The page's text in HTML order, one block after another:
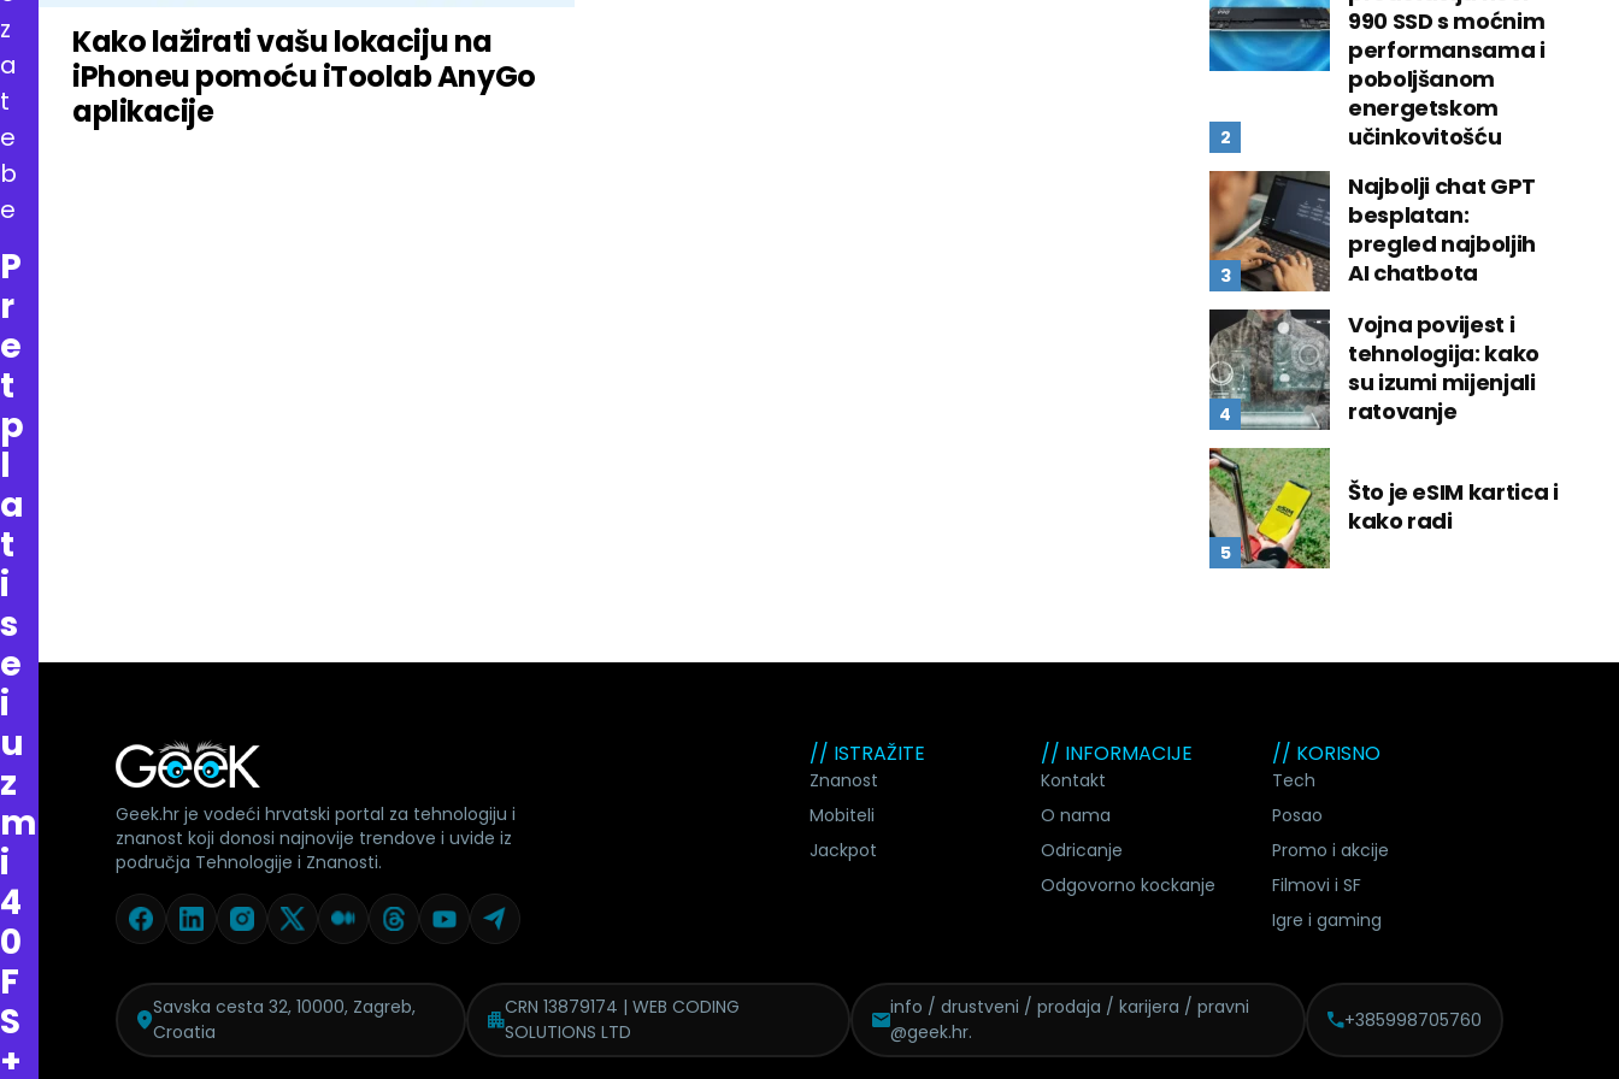
Kako lažirati vašu lokaciju na
iPhoneu pomoću iToolab AnyGo
aplikacije
990 SSD s moćnim
performansama i
poboljšanom
energetskom
učinkovitošću
Najbolji chat GPT
besplatan:
pregled najboljih
AI chatbota
Vojna povijest i
tehnologija: kako
su izumi mijenjali
ratovanje
Što je eSIM kartica i
kako radi
z
a
t
e
b
e
P
r
e
t
p
l
a
t
i
s
e
i
u
z
m
i
4
0
F
S
+
// ISTRAŽITE
Znanost
Mobiteli
Jackpot
// INFORMACIJE
Kontakt
O nama
Odricanje
Odgovorno kockanje
// KORISNO
Tech
Posao
Promo i akcije
Filmovi i SF
Igre i gaming
Geek.hr je vodeći hrvatski portal za tehnologiju i
znanost koji donosi najnovije trendove i uvide iz
područja Tehnologije i Znanosti.
Savska cesta 32, 10000, Zagreb,
Croatia
CRN 13879174 | WEB CODING
SOLUTIONS LTD
info / drustveni / prodaja / karijera / pravni
@geek.hr.
+385998705760